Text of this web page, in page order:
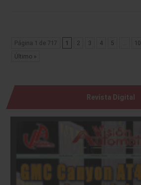
Página 1 de 717 1 2 3 4 5 10
Último »
Revista Digital